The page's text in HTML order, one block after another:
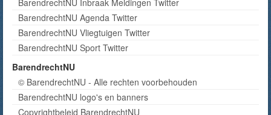
BarendrechtNU Inbraak Meldingen Twitter
BarendrechtNU Agenda Twitter
BarendrechtNU Vliegtuigen Twitter
BarendrechtNU Sport Twitter
BarendrechtNU
© BarendrechtNU - Alle rechten voorbehouden
BarendrechtNU logo's en banners
Copyrightbeleid BarendrechtNU